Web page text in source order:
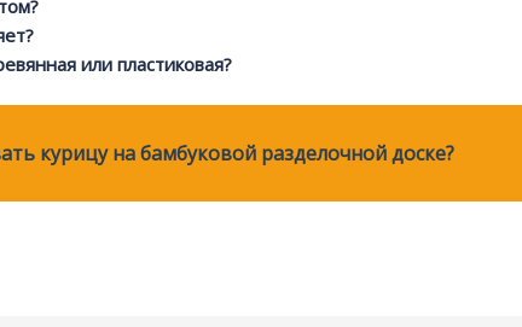
или пластиковая?
курицу на бамбуковой разделочной доске?